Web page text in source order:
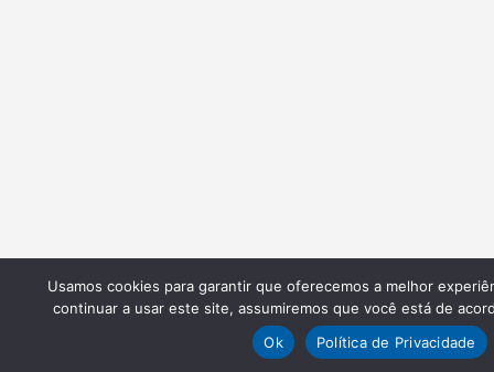
Usamos cookies para garantir que oferecemos a melhor
continuar a usar este site, assumiremos que você está de
Ok
Política de Privacidade